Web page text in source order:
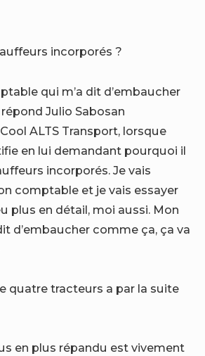
incorporés ?
qui m’a dit d’embaucher
Julio Sabosan
ALTS Transport, lorsque
en lui demandant pourquoi il
incorporés. Je vais
comptable et je vais essayer
plus en détail, moi aussi. Mon
d’embaucher comme ça, ça va
quatre tracteurs a par la suite
en plus répandu est vivement